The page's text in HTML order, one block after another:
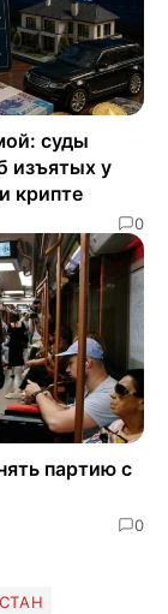
суды
изъятых у
крипте
0
партию с
0